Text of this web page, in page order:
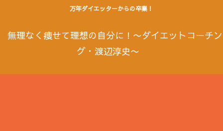
万年ダイエッターからの卒業！
無理なく痩せて理想の自分に！〜ダイエットコーチン
グ・渡辺淳史〜